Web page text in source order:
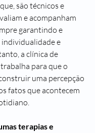
são técnicos e
e acompanham
garantindo e
e
a clínica de
para que o
uma percepção
fatos que acontecem
terapias e